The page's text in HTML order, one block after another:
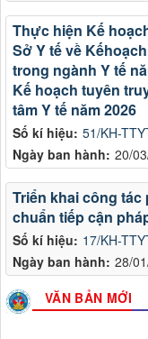
Số kí hiệu: 51/KH-
Ngày ban hành: 20/
Thực hiện Kế
Sở Y tế về
trong ngành Y tế
Kế hoạch tuyên
tâm Y tế năm 2026
Số kí hiệu: 17/KH-
Ngày ban hành: 28/
Triển khai công
chuẩn tiếp cận
VĂN BẢN MỚI